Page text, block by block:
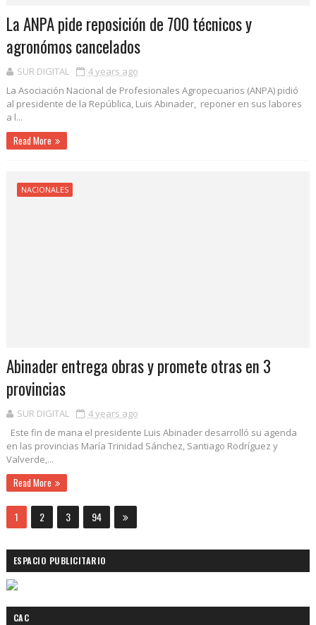
La ANPA pide reposición de 700 técnicos y
agronómos cancelados
SUR DIGITAL
4 years ago
La Asociación Nacional de Profesionales Agropecuarios (ANPA) pidió
al presidente de la República, Luis Abinader, reponer en sus labores
a l...
Read More
NACIONALES
Abinader entrega obras y promete otras en 3
provincias
SUR DIGITAL
4 years ago
Este fin de mana el presidente Luis Abinader desarrolló su agenda
en las provincias María Trinidad Sánchez, Santiago Rodríguez y
Valverde,...
Read More
1 2 3 94
ESPACIO PUBLICITARIO
CAC